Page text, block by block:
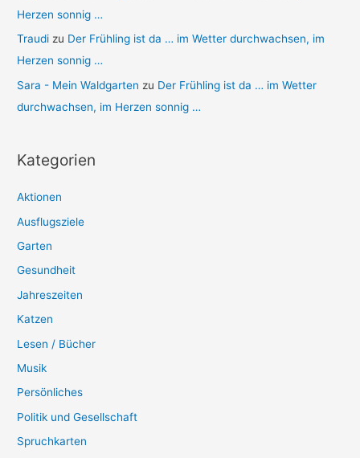
Herzen sonnig …
Traudi zu Der Frühling ist da … im Wetter durchwachsen, im
Herzen sonnig …
Sara - Mein Waldgarten zu Der Frühling ist da … im Wetter
durchwachsen, im Herzen sonnig …
Kategorien
Aktionen
Ausflugsziele
Garten
Gesundheit
Jahreszeiten
Katzen
Lesen / Bücher
Musik
Persönliches
Politik und Gesellschaft
Spruchkarten